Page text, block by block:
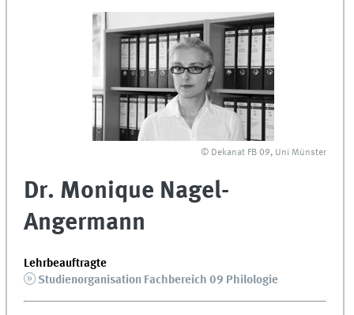
© Dekanat FB 09, Uni Münster
Dr. Monique Nagel-
Angermann
Lehrbeauftragte
Studienorganisation Fachbereich 09 Philologie